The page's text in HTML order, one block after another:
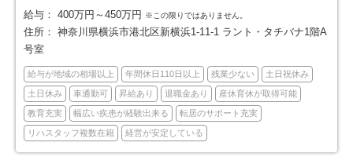
伊勢原市 26 海老名市 45
座間市 43 南足柄市 12
綾瀬市 16 三浦郡葉山町 2
給与： 400万円～450万円 ※この限りではありません。
住所： 神奈川県横浜市港北区新横浜1-11-1 ラント・タチバナ1階A
号室
給与が地域の相場以上 年間休日110日以上 残業少ない 土日祝休み
土日休み 車通勤可 昇給あり 退職金あり 産休育休が取得可能
教育充実 幅広い疾患が経験出来る 転居のサポート充実
リハスタッフ複数在籍 経営が安定している